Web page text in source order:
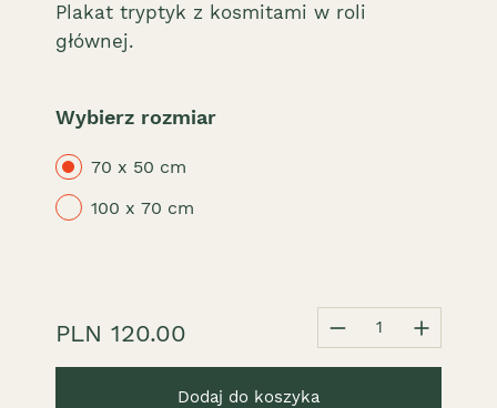
Plakat tryptyk z kosmitami w roli
głównej.
Wybierz rozmiar
70 x 50 cm
100 x 70 cm
PLN 120.00 1
Dodaj do koszyka